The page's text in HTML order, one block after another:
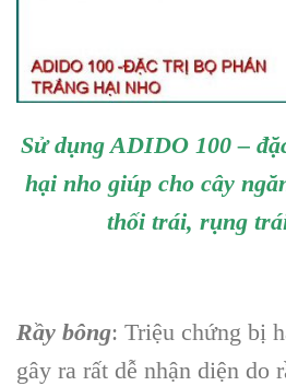
Sử dụng ADIDO 100 –
hại nho giúp cho cây
thối trái, rụng
Rầy bông: Triệu chứng bị
gây ra rất dễ nhận diện do